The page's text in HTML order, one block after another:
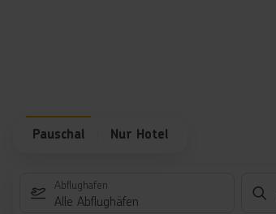
Pauschal Nur Hotel
Abflughafen
Alle Abflughäfen